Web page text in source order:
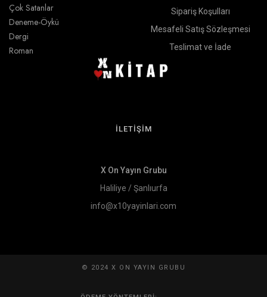
Çok Satanlar
Deneme-Öykü
Dergi
Roman
Sipariş Koşulları
Mesafeli Satış Sözleşmesi
Teslimat ve İade
İLETİŞİM
X On Yayın Grubu
Haliliye / Şanlıurfa
info@x10yayinlari.com
© 2024 X ON YAYIN GRUBU